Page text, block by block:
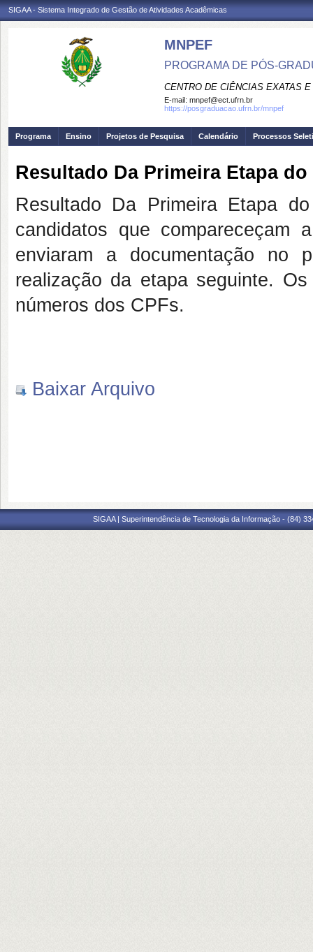
SIGAA - Sistema Integrado de Gestão de Atividades Acadêmicas
MNPEF
PROGRAMA DE PÓS-
CENTRO DE CIÊNCIAS EXATAS
E-mail: mnpef@ect.ufrn.br
https://posgraduacao.ufrn.br/mnpef
Programa Ensino Projetos de Pesquisa Calendário Processos
Resultado Da Primeira Etapa
Resultado Da Primeira Etapa
candidatos que
enviaram a documentação no
realização da etapa seguinte.
números dos CPFs.
Baixar Arquivo
SIGAA | Superintendência de Tecnologia da Informação - (84)